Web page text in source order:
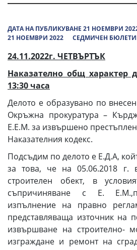
ДАТА НА ПУБЛИКУВАНЕ 21 НОЕМВРИ
21 НОЕМВРИ 2022
СЕДМИЧЕН
24.11.2022г. ЧЕТВЪРТЪК
Наказателно общ характер
13:30 часа
Делото е образувано по
Окръжна прокуратура –
Е.Е.М. за извършено
Наказателния кодекс.
Подсъдим по делото е Е.Д.А,
за това, че на 05.06.2018 г.
строителен обект, в
съпричиняване с Е.
изпълнение на правно
представляваща източник на
извършване на строително-
изграждане и ремонт на